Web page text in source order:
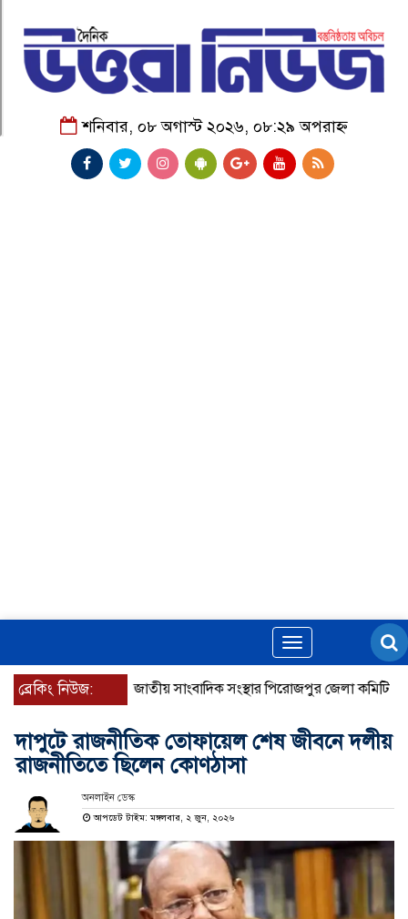
শনিবার, ০৮ অগাস্ট ২০২৬, ০৮:২৯ অপরাহ্ন
Toggle
navigation
ব্রেকিং নিউজ: জাতীয় সাংবাদিক সংস্থার পিরোজপুর জেলা কমিটি
দাপুটে রাজনীতিক তোফায়েল শেষ জীবনে দলীয়
রাজনীতিতে ছিলেন কোণঠাসা
অনলাইন ডেস্ক
আপডেট টাইম: মঙ্গলবার, ২ জুন, ২০২৬